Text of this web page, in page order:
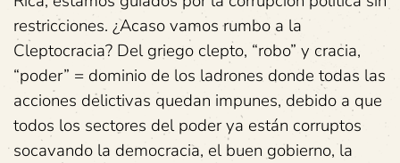
restricciones. ¿Acaso vamos rumbo a la
Cleptocracia? Del griego clepto, “robo” y cracia,
“poder” = dominio de los ladrones donde todas las
acciones delictivas quedan impunes, debido a que
todos los sectores del poder ya están corruptos
socavando la democracia, el buen gobierno, la